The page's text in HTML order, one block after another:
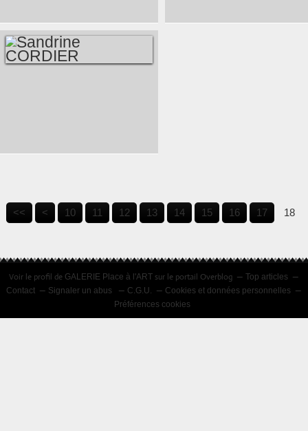
FÉVRIER 2014
<< < 10 11 12 13 14 15 16 17 18
Voir le profil de GALERIE Place à l'ART sur le portail Overblog
Top articles
Contact
Signaler un abus C.G.U.
Cookies et données personnelles
Préférences cookies